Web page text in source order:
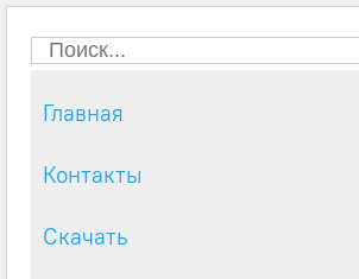
Главная
Контакты
Скачать